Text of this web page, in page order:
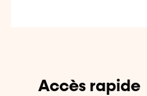
Accès rapide